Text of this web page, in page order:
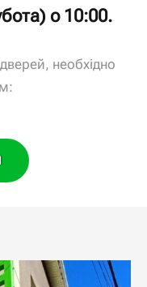
о 10:00.
необхідно